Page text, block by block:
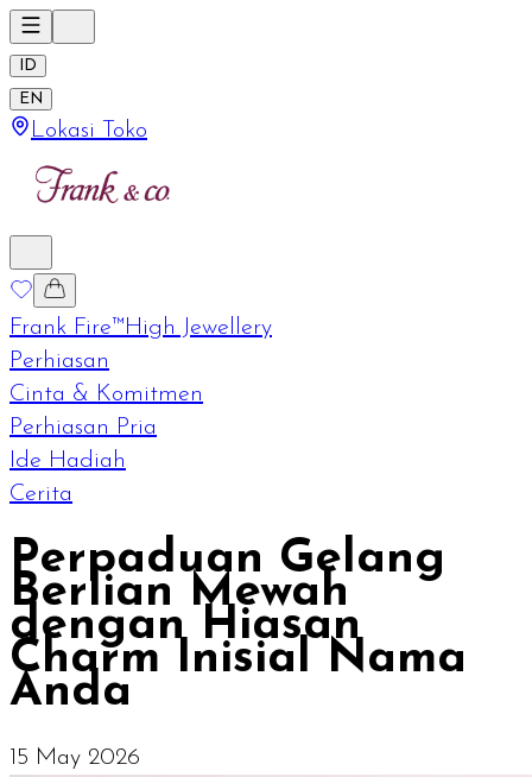
ID
EN
Lokasi Toko
Frank Fire™High Jewellery
Perhiasan
Cinta & Komitmen
Perhiasan Pria
Ide Hadiah
Cerita
Perpaduan Gelang
Berlian Mewah
dengan Hiasan
Charm Inisial Nama
Anda
15 May 2026